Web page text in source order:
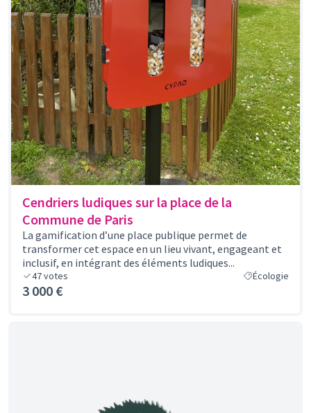
Cendriers ludiques sur la place de la
Commune de Paris
La gamification d’une place publique permet de
transformer cet espace en un lieu vivant, engageant et
inclusif, en intégrant des éléments ludiques...
47votes Écologie
3 000 €